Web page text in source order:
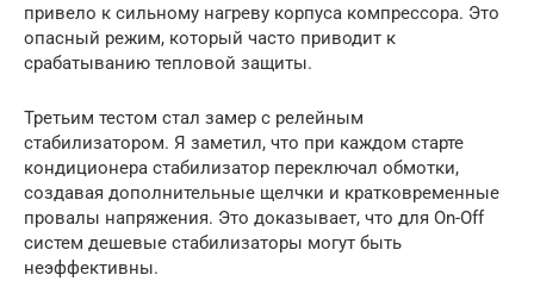
привело к сильному нагреву корпуса компрессора. Это
опасный режим, который часто приводит к
срабатыванию тепловой защиты.
Третьим тестом стал замер с релейным
стабилизатором. Я заметил, что при каждом старте
кондиционера стабилизатор переключал обмотки,
создавая дополнительные щелчки и кратковременные
провалы напряжения. Это доказывает, что для On-Off
систем дешевые стабилизаторы могут быть
неэффективны.